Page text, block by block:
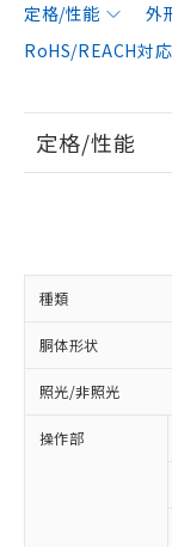
定格/性能 外
RoHS/REACH対
定格/性能
種類
胴体形状
照光/非照光
操作部